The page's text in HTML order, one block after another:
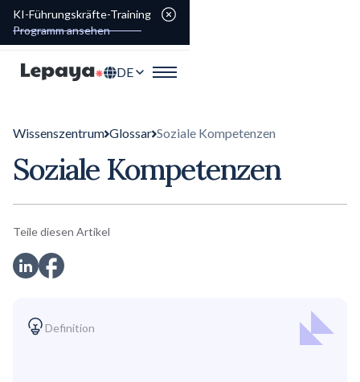
KI-Führungskräfte-Training
Programm ansehen
DE
Wissenszentrum Glossar Soziale Kompetenzen
Soziale Kompetenzen
Definition
Teile diesen Artikel